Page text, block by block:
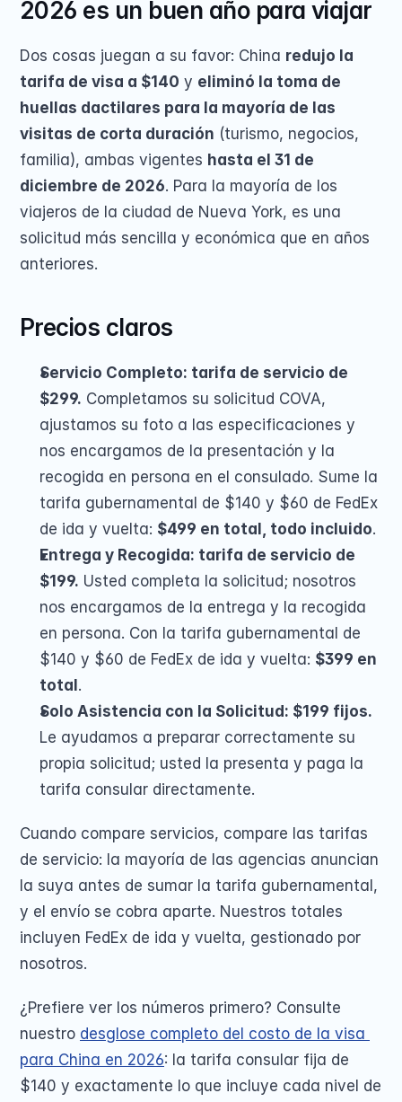
2026 es un buen año para viajar
Dos cosas juegan a su favor: China redujo la
tarifa de visa a $140 y eliminó la toma de
huellas dactilares para la mayoría de las
visitas de corta duración (turismo, negocios,
familia), ambas vigentes hasta el 31 de
diciembre de 2026. Para la mayoría de los
viajeros de la ciudad de Nueva York, es una
solicitud más sencilla y económica que en años
anteriores.
Precios claros
Servicio Completo: tarifa de servicio de
$299. Completamos su solicitud COVA,
ajustamos su foto a las especificaciones y
nos encargamos de la presentación y la
recogida en persona en el consulado. Sume la
tarifa gubernamental de $140 y $60 de FedEx
de ida y vuelta: $499 en total, todo incluido.
Entrega y Recogida: tarifa de servicio de
$199. Usted completa la solicitud; nosotros
nos encargamos de la entrega y la recogida
en persona. Con la tarifa gubernamental de
$140 y $60 de FedEx de ida y vuelta: $399 en
total .
Solo Asistencia con la Solicitud: $199 fijos.
Le ayudamos a preparar correctamente su
propia solicitud; usted la presenta y paga la
tarifa consular directamente.
Cuando compare servicios, compare las tarifas
de servicio: la mayoría de las agencias anuncian
la suya antes de sumar la tarifa gubernamental,
y el envío se cobra aparte. Nuestros totales
incluyen FedEx de ida y vuelta, gestionado por
nosotros.
¿Prefiere ver los números primero? Consulte
nuestro desglose completo del costo de la visa
para China en 2026: la tarifa consular fija de
$140 y exactamente lo que incluye cada nivel de